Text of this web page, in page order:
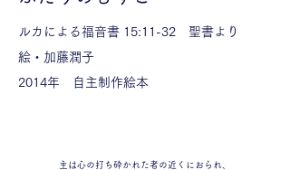
ルカによる福音書 15:11-32 聖書より
絵・加藤潤子
2014年 自主制作絵本
主は心の打ち砕かれた者の近くにおられ、